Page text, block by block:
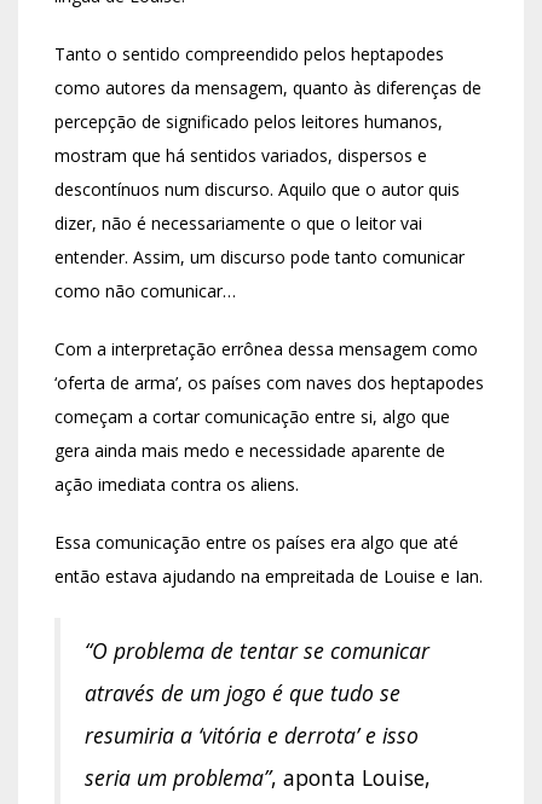
Tanto o sentido compreendido pelos heptapodes
como autores da mensagem, quanto às diferenças de
percepção de significado pelos leitores humanos,
mostram que há sentidos variados, dispersos e
descontínuos num discurso. Aquilo que o autor quis
dizer, não é necessariamente o que o leitor vai
entender. Assim, um discurso pode tanto comunicar
como não comunicar…
Com a interpretação errônea dessa mensagem como
‘oferta de arma’, os países com naves dos heptapodes
começam a cortar comunicação entre si, algo que
gera ainda mais medo e necessidade aparente de
ação imediata contra os aliens.
Essa comunicação entre os países era algo que até
então estava ajudando na empreitada de Louise e Ian.
“O problema de tentar se comunicar
através de um jogo é que tudo se
resumiria a ‘vitória e derrota’ e isso
seria um problema”, aponta Louise,